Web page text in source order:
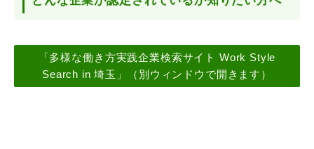
「多様な働き方実践企業検索サイト Work Style
Search in 埼玉」（別ウィンドウで開きます）